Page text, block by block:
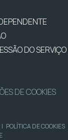
DO
DE COOKIES
| POLÍTICA DE COOKIES